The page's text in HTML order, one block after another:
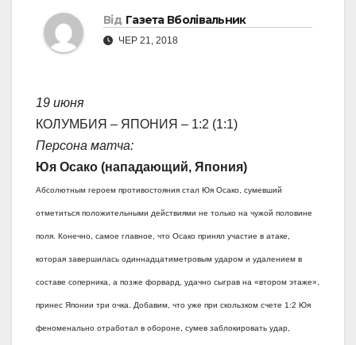
Від Газета Вболівальник
ЧЕР 21, 2018
19 июня
КОЛУМБИЯ – ЯПОНИЯ – 1:2 (1:1)
Персона матча:
Юя Осако (нападающий, Япония)
Абсолютным героем противостояния стал Юя Осако, сумевший
отметиться положительными действиями не только на чужой половине
поля. Конечно, самое главное, что Осако принял участие в атаке,
которая завершилась одиннадцатиметровым ударом и удалением в
составе соперника, а позже форвард, удачно сыграв на «втором этаже»,
принес Японии три очка. Добавим, что уже при скользком счете 1:2 Юя
феноменально отработал в обороне, сумев заблокировать удар,